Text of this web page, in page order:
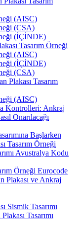
(AISC)
(CSA)
(İÇİNDE)
Tasarım Örneği
(AISC)
(İÇİNDE)
(CSA)
Plakası Tasarım
(AISC)
Kontrolleri: Ankraj
Onarılacağı
Başlarken
Tasarım Örneği
Avustralya Kodu
Örneği Eurocode
Plakası ve Ankraj
Sismik Tasarımı
Tasarımı